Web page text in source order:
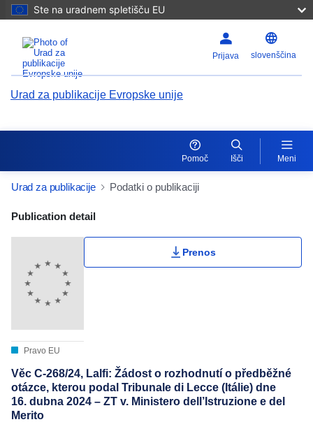
Ste na uradnem spletišču EU
Prijava slovenščina
Urad za publikacije Evropske unije
Pomoč Išči Meni
Urad za publikacije Podatki o publikaciji
Publication Detail Actions Portlet
Moja lestvica
Publication detail
Pravo EU
Prenos
Věc C-268/24, Lalfi: Žádost o rozhodnutí o předběžné
otázce, kterou podal Tribunale di Lecce (Itálie) dne
16. dubna 2024 – ZT v. Ministero dell’Istruzione e del
Merito